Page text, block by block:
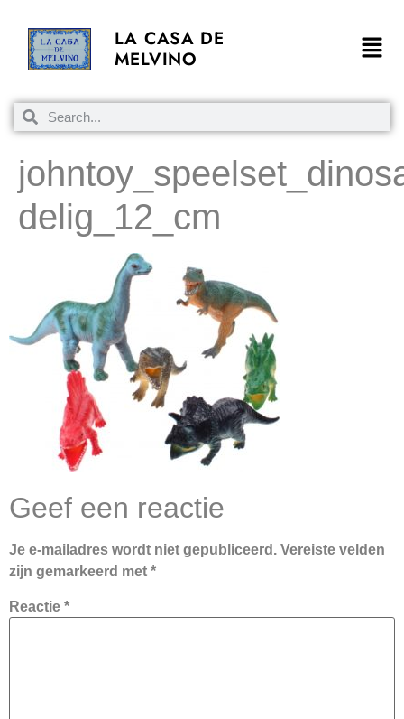
LA CASA DE
MELVINO
delig_12_cm
Geef een reactie
Je e-mailadres wordt niet gepubliceerd. Vereiste velden
zijn gemarkeerd met *
Reactie *